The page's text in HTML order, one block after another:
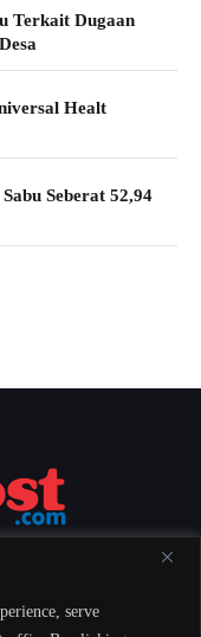
serve
Terkait Dugaan
Healt
Seberat 52,94